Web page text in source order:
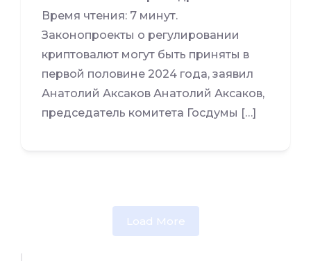
Время чтения: 7 минут.
Законопроекты о регулировании
криптовалют могут быть приняты в
первой половине 2024 года, заявил
Анатолий Аксаков Анатолий Аксаков,
председатель комитета Госдумы […]
Load More